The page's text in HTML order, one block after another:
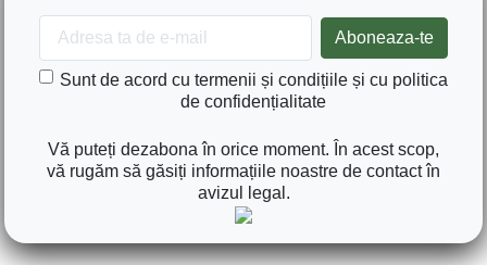
Sunt de acord cu termenii și condițiile și cu politica
de confidențialitate
Vă puteți dezabona în orice moment. În acest scop,
vă rugăm să găsiți informațiile noastre de contact în
avizul legal.